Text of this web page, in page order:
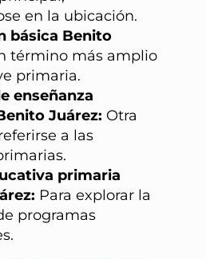
en la ubicación.
básica Benito
término más amplio
primaria.
enseñanza
Juárez: Otra
a las
primaria
Para explorar la
programas